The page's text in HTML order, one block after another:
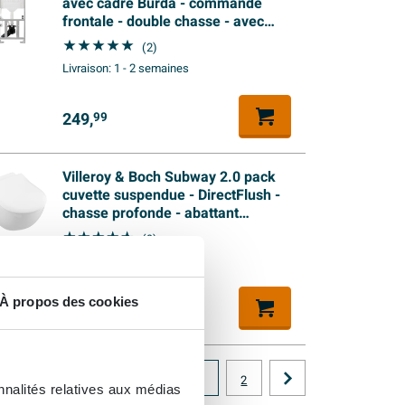
À propos des cookies
relatives aux médias
frontale - double chasse - avec
tapis isolant Burda
(2)
Livraison: 1 - 2 semaines
249,99
Villeroy & Boch Subway 2.0 pack
cuvette suspendue - DirectFlush -
chasse profonde - abattant
SlimSeat - softclose & quickrelease
(9)
418,95
2